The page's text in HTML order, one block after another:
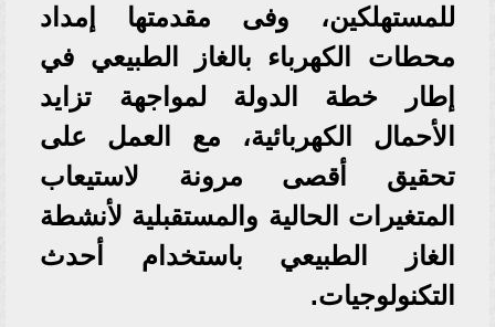
للمستهلكين، وفى مقدمتها إمداد
محطات الكهرباء بالغاز الطبيعي في
إطار خطة الدولة لمواجهة تزايد
الأحمال الكهربائية، مع العمل على
تحقيق أقصى مرونة لاستيعاب
المتغيرات الحالية والمستقبلية لأنشطة
الغاز الطبيعي باستخدام أحدث
التكنولوجيات.